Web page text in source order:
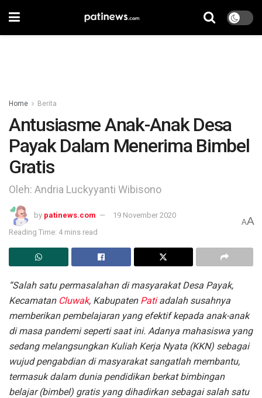
Home Berita
Antusiasme Anak-Anak Desa
Payak Dalam Menerima Bimbel
Gratis
Oleh: Andria Luckyyanti Wibisono
by patinews.com
19 November 2020
Reading Time: 4 mins read
AA
“Salah satu permasalahan di masyarakat Desa Payak,
Kecamatan Cluwak, Kabupaten Patiadalah susahnya
memberikan pembelajaran yang efektif kepada anak-anak
di masa pandemi seperti saat ini. Adanya mahasiswa yang
sedang melangsungkan Kuliah Kerja Nyata (KKN) sebagai
wujud pengabdian di masyarakat sangatlah membantu,
termasuk dalam dunia pendidikan berkat bimbingan
belajar (bimbel) gratis yang dihadirkan sebagai salah satu